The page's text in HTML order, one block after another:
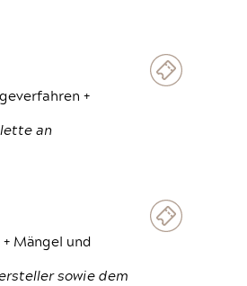
+
an
Mängel und
sowie dem